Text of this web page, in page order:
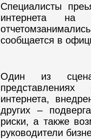
Специалисты
интернета
сообщается в
Один из
интернета,
других –
риски, а также
руководители